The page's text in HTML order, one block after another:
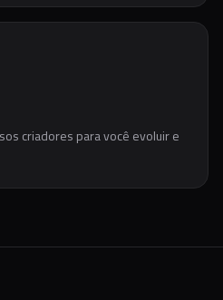
criadores para você evoluir e